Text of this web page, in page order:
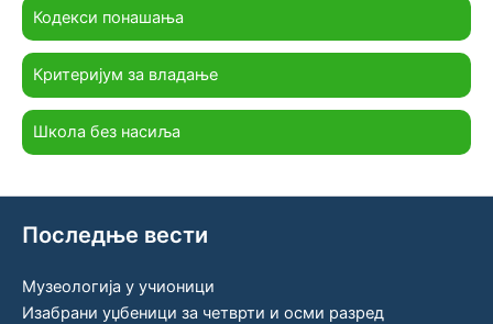
Кодекси понашања
Критеријум за владање
Школа без насиља
Последње вести
Музеологија у учионици
Изабрани уџбеници за четврти и осми разред